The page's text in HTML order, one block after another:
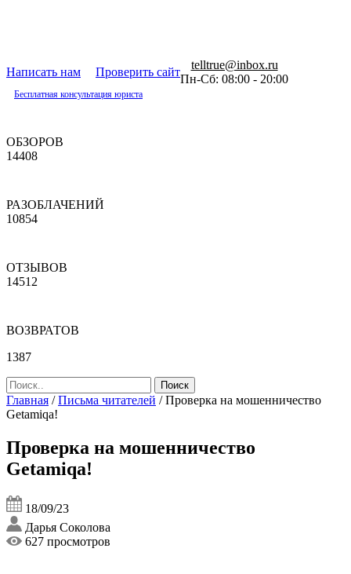
Написать нам Проверить сайт
telltrue@inbox.ru
Пн-Сб: 08:00 - 20:00
Бесплатная консультация юриста
ОБЗОРОВ
14408
РАЗОБЛАЧЕНИЙ
10854
ОТЗЫВОВ
14512
ВОЗВРАТОВ
1387
Главная /Письма читателей /Проверка на мошенничество
Getamiqa!
Проверка на мошенничество
Getamiqa!
18/09/23
Дарья Соколова
627 просмотров